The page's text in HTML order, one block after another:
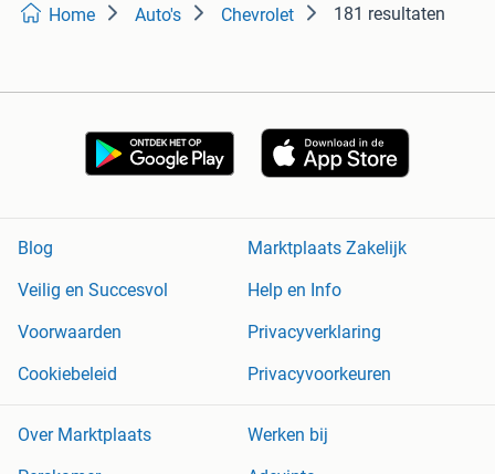
Home Auto's Chevrolet 181 resultaten
Blog
Marktplaats Zakelijk
Veilig en Succesvol
Help en Info
Voorwaarden
Privacyverklaring
Cookiebeleid
Privacyvoorkeuren
Over Marktplaats
Werken bij